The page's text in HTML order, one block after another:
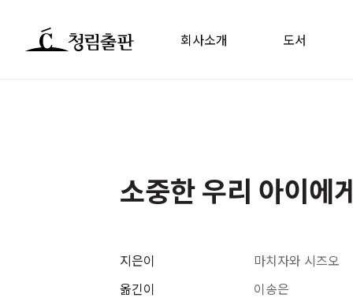
회사소개 도서
소중한 우리 아이에
지은이
옮긴이
마치자와 시즈오
이송은